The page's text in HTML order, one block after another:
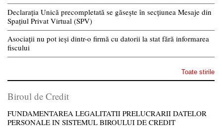
Declarația Unică precompletată se găsește în secțiunea Mesaje din
Spațiul Privat Virtual (SPV)
Asociații nu pot ieși dintr-o firmă cu datorii la stat fără informarea
fiscului
Toate stirile
Biroul de Credit
FUNDAMENTAREA LEGALITATII PRELUCRARII DATELOR
PERSONALE IN SISTEMUL BIROULUI DE CREDIT